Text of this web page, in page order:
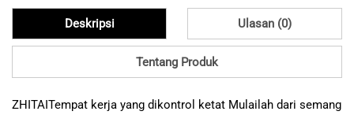
Deskripsi Ulasan (0)
Tentang Produk
ZHITAITempat kerja yang dikontrol ketat Mulailah dari semang